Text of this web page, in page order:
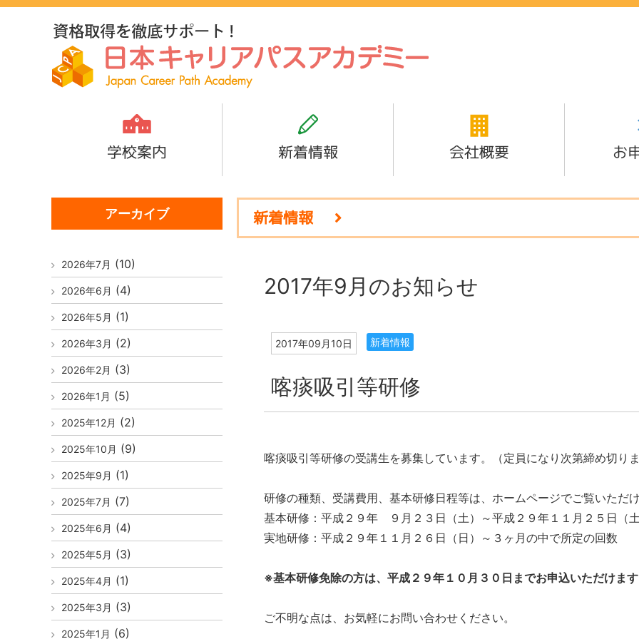
学校案内 新着情報 会社概要 お
新着情報
2017年9月のお知らせ
2017年09月10日 新着情報
喀痰吸引等研修
喀痰吸引等研修の受講生を募集しています。（定員になり次第締め切りま
研修の種類、受講費用、基本研修日程等は、ホームページでご覧いただけ
基本研修：平成２９年 ９月２３日（土）～平成２９年１１月２５日（土
実地研修：平成２９年１１月２６日（日）～３ヶ月の中で所定の回数
※基本研修免除の方は、平成２９年１０月３０日までお申込いただけます
ご不明な点は、お気軽にお問い合わせください。
アーカイブ
2026年7月 (10)
2026年6月 (4)
2026年5月 (1)
2026年3月 (2)
2026年2月 (3)
2026年1月 (5)
2025年12月 (2)
2025年10月 (9)
2025年9月 (1)
2025年7月 (7)
2025年6月 (4)
2025年5月 (3)
2025年4月 (1)
2025年3月 (3)
2025年1月 (6)